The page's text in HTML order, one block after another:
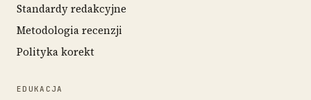
Standardy redakcyjne
Metodologia recenzji
Polityka korekt
EDUKACJA